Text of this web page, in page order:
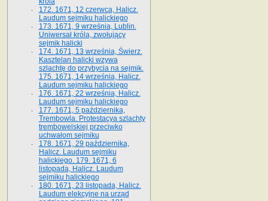
172. 1671, 12 czerwca, Halicz.
Laudum sejmiku halickiego
173. 1671, 9 września, Lublin.
Uniwersał króla, zwołujący
sejmik halicki
174. 1671, 13 września, Świerz.
Kasztelan halicki wzywa
szlachtę do przybycia na sejmik.
175. 1671, 14 września, Halicz.
Laudum sejmiku halickiego
176. 1671, 22 września, Halicz.
Laudum sejmiku halickiego
177. 1671, 5 października,
Trembowla. Protestacya szlachty
trembowelskiej przeciwko
uchwałom sejmiku
178. 1671, 29 października,
Halicz. Laudum sejmiku
halickiego. 179. 1671, 6
listopada, Halicz. Laudum
sejmiku halickiego
180. 1671, 23 listopada, Halicz.
Laudum elekcyjne na urząd